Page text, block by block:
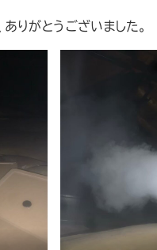
りがとうございました。